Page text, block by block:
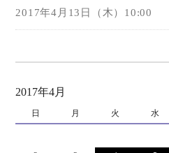
2017年4月13日（木）10:00
2017年4月
日 月 火 水